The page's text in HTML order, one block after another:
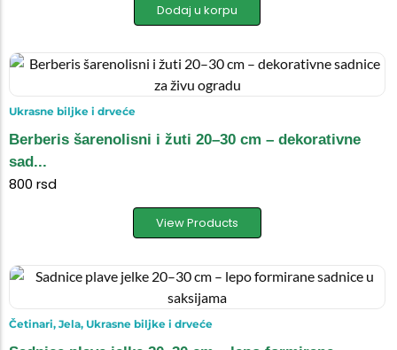
Dodaj u korpu
Ukrasne biljke i drveće
Berberis šarenolisni i žuti 20–30 cm – dekorativne
sad...
800 rsd
View Products
Četinari, Jela, Ukrasne biljke i drveće